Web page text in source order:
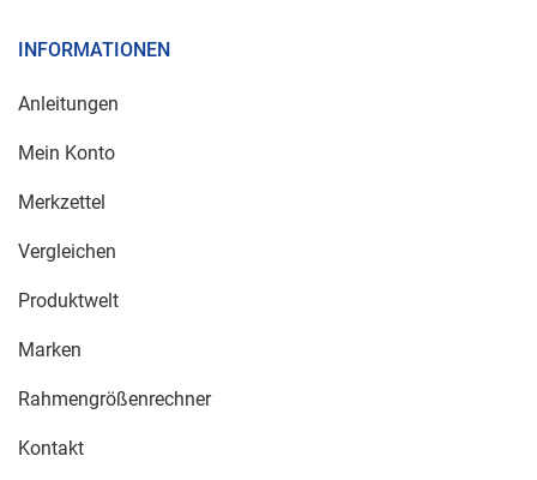
INFORMATIONEN
Anleitungen
Mein Konto
Merkzettel
Vergleichen
Produktwelt
Marken
Rahmengrößenrechner
Kontakt